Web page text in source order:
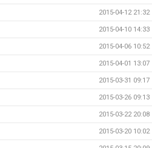
2015-04-12 21:32
2015-04-10 14:33
2015-04-06 10:52
2015-04-01 13:07
2015-03-31 09:17
2015-03-26 09:13
2015-03-22 20:08
2015-03-20 10:02